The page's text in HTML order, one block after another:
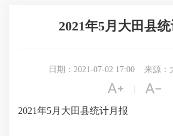
2021年5月大田县
日期：2021-07-02 17:00 来源：
 
2021年5月大田县统计月报